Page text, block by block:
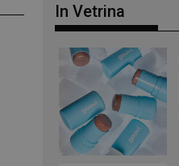
In Vetrina